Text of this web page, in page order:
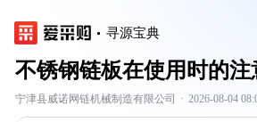
寻源宝典
不锈钢链板在使用时的
宁津县威诺网链机械制造有限公司 · 2026-08-04